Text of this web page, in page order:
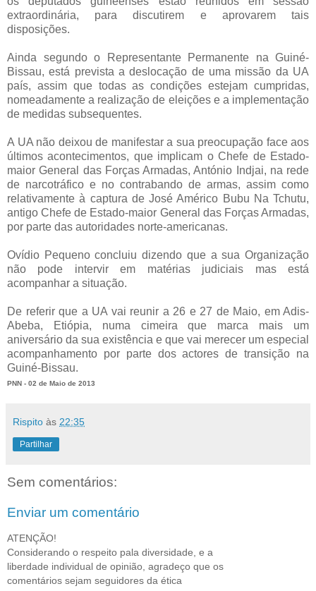
extraordinária, para discutirem e aprovarem tais
disposições.
Ainda segundo o Representante Permanente na Guiné-
Bissau, está prevista a deslocação de uma missão da UA
país, assim que todas as condições estejam cumpridas,
nomeadamente a realização de eleições e a implementação
de medidas subsequentes.
A UA não deixou de manifestar a sua preocupação face aos
últimos acontecimentos, que implicam o Chefe de Estado-
maior General das Forças Armadas, António Indjai, na rede
de narcotráfico e no contrabando de armas, assim como
relativamente à captura de José Américo Bubu Na Tchutu,
antigo Chefe de Estado-maior General das Forças Armadas,
por parte das autoridades norte-americanas.
Ovídio Pequeno concluiu dizendo que a sua Organização
não pode intervir em matérias judiciais mas está
acompanhar a situação.
De referir que a UA vai reunir a 26 e 27 de Maio, em Adis-
Abeba, Etiópia, numa cimeira que marca mais um
aniversário da sua existência e que vai merecer um especial
acompanhamento por parte dos actores de transição na
Guiné-Bissau.
PNN - 02 de Maio de 2013
Rispito às 22:35
Partilhar
Sem comentários:
Enviar um comentário
ATENÇÃO!
Considerando o respeito pala diversidade, e a
liberdade individual de opinião, agradeço que os
comentários sejam seguidores da ética